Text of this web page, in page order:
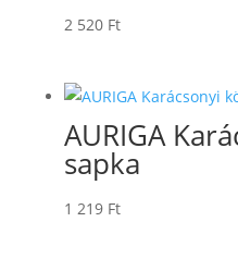
2 520 Ft
AURIGA
sapka
1 219 Ft